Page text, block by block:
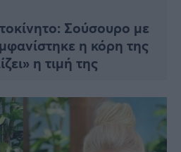
Σούσουρο με
η κόρη της
η τιμή της